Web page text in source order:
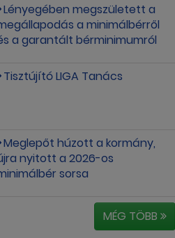
Lényegében megszületett a
a minimálbérről
a garantált bérminimumról
Tisztújító LIGA Tanács
Meglepőt húzott a kormány,
nyitott a 2026-os
sorsa
MÉG TÖBB